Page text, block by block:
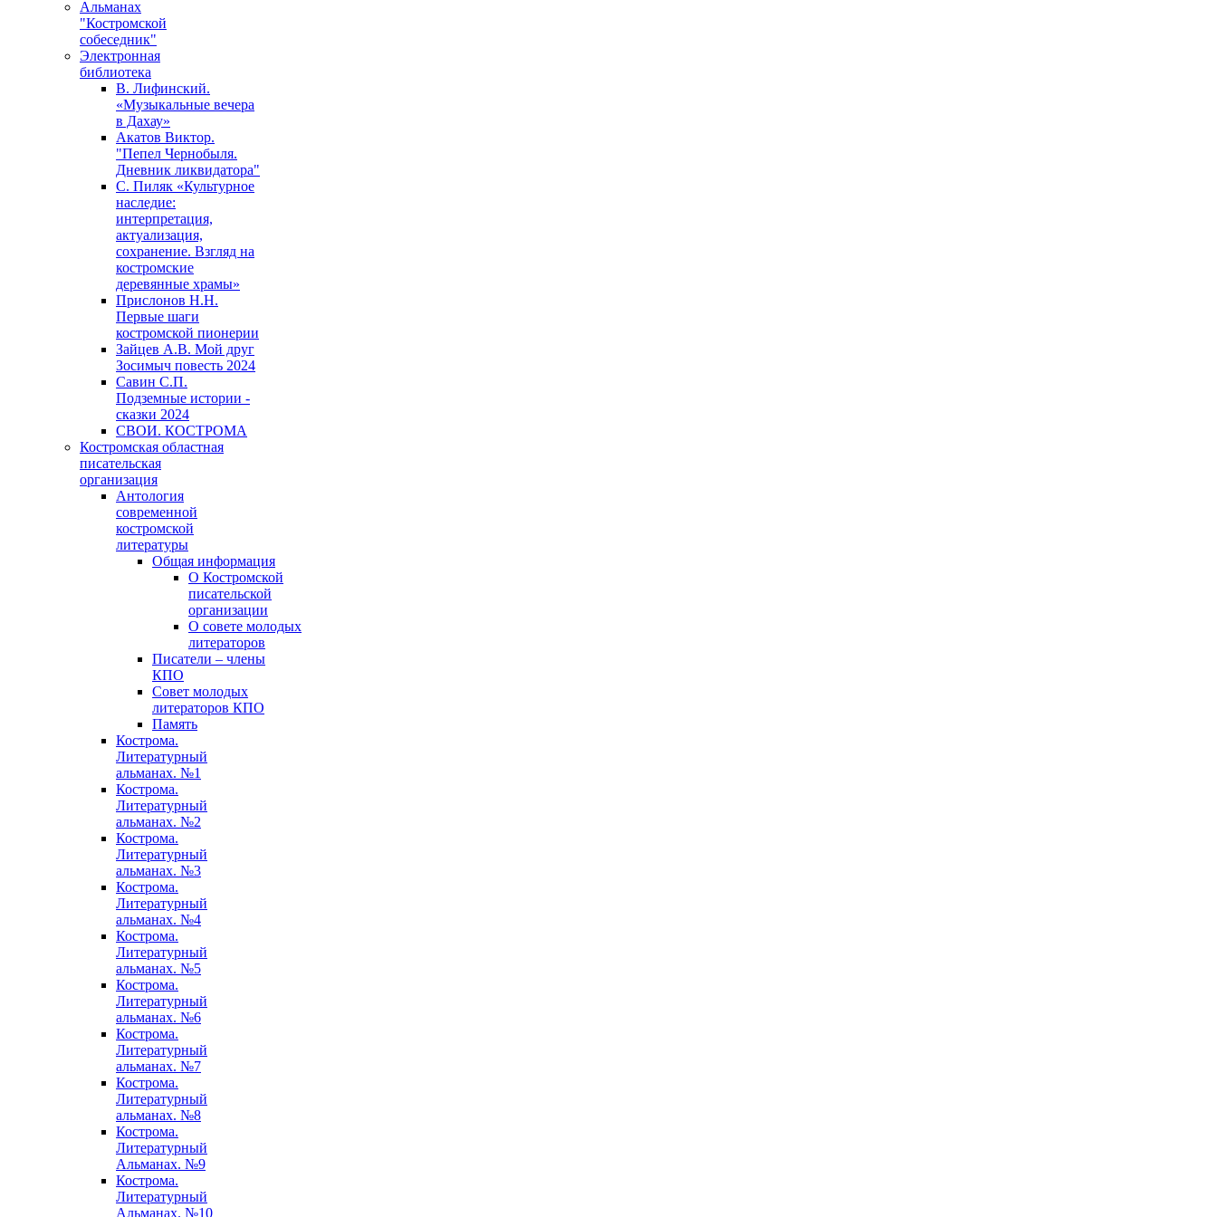
Альманах
"Костромской
собеседник"
Электронная
библиотека
В. Лифинский.
«Музыкальные вечера
в Дахау»
Акатов Виктор.
"Пепел Чернобыля.
Дневник ликвидатора"
С. Пиляк «Культурное
наследие:
интерпретация,
актуализация,
сохранение. Взгляд на
костромские
деревянные храмы»
Прислонов Н.Н.
Первые шаги
костромской пионерии
Зайцев А.В. Мой друг
Зосимыч повесть 2024
Савин С.П.
Подземные истории -
сказки 2024
СВОИ. КОСТРОМА
Костромская областная
писательская
организация
Антология
современной
костромской
литературы
Общая информация
О Костромской
писательской
организации
О совете молодых
литераторов
Писатели – члены
КПО
Совет молодых
литераторов КПО
Память
Кострома.
Литературный
альманах. №1
Кострома.
Литературный
альманах. №2
Кострома.
Литературный
альманах. №3
Кострома.
Литературный
альманах. №4
Кострома.
Литературный
альманах. №5
Кострома.
Литературный
альманах. №6
Кострома.
Литературный
альманах. №7
Кострома.
Литературный
альманах. №8
Кострома.
Литературный
Альманах. №9
Кострома.
Литературный
Альманах. №10